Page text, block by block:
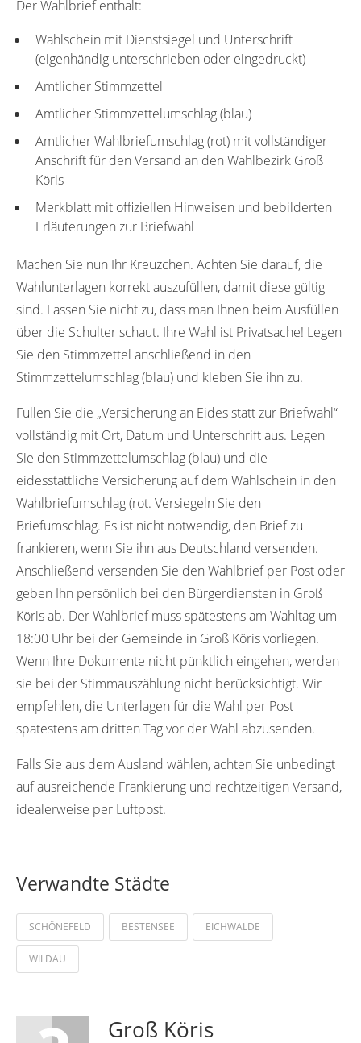
Der Wahlbrief enthält:
Wahlschein mit Dienstsiegel und Unterschrift
(eigenhändig unterschrieben oder eingedruckt)
Amtlicher Stimmzettel
Amtlicher Stimmzettelumschlag (blau)
Amtlicher Wahlbriefumschlag (rot) mit vollständiger
Anschrift für den Versand an den Wahlbezirk Groß
Köris
Merkblatt mit offiziellen Hinweisen und bebilderten
Erläuterungen zur Briefwahl
Machen Sie nun Ihr Kreuzchen. Achten Sie darauf, die
Wahlunterlagen korrekt auszufüllen, damit diese gültig
sind. Lassen Sie nicht zu, dass man Ihnen beim Ausfüllen
über die Schulter schaut. Ihre Wahl ist Privatsache! Legen
Sie den Stimmzettel anschließend in den
Stimmzettelumschlag (blau) und kleben Sie ihn zu.
Füllen Sie die „Versicherung an Eides statt zur Briefwahl“
vollständig mit Ort, Datum und Unterschrift aus. Legen
Sie den Stimmzettelumschlag (blau) und die
eidesstattliche Versicherung auf dem Wahlschein in den
Wahlbriefumschlag (rot. Versiegeln Sie den
Briefumschlag. Es ist nicht notwendig, den Brief zu
frankieren, wenn Sie ihn aus Deutschland versenden.
Anschließend versenden Sie den Wahlbrief per Post oder
geben Ihn persönlich bei den Bürgerdiensten in Groß
Köris ab. Der Wahlbrief muss spätestens am Wahltag um
18:00 Uhr bei der Gemeinde in Groß Köris vorliegen.
Wenn Ihre Dokumente nicht pünktlich eingehen, werden
sie bei der Stimmauszählung nicht berücksichtigt. Wir
empfehlen, die Unterlagen für die Wahl per Post
spätestens am dritten Tag vor der Wahl abzusenden.
Falls Sie aus dem Ausland wählen, achten Sie unbedingt
auf ausreichende Frankierung und rechtzeitigen Versand,
idealerweise per Luftpost.
Verwandte Städte
SCHÖNEFELD BESTENSEE EICHWALDE
WILDAU
Groß Köris